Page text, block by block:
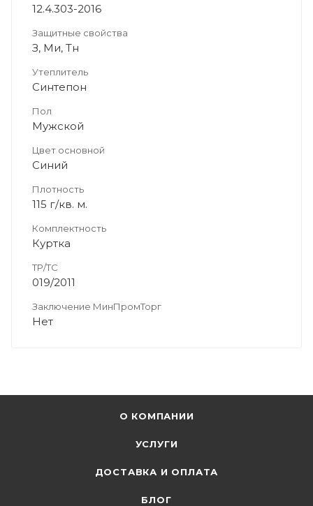
12.4.303-2016
Защитные свойства
З, Ми, Тн
Утеплитель
Синтепон
Пол
Мужской
Цвет основной
Синий
Плотность
115 г/кв. м.
Комплектность
Куртка
ТР/ТС
019/2011
Заключение МинПромТорг
Нет
О КОМПАНИИ
УСЛУГИ
ДОСТАВКА И ОПЛАТА
БЛОГ